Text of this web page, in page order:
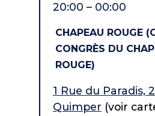
20:00 – 00:00
CHAPEAU ROUGE
CONGRÈS DU
ROUGE)
1 Rue du Paradis,
Quimper (voir